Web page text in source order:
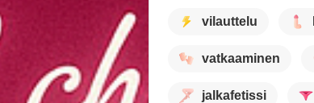
vilauttelu
vatkaaminen
jalkafetissi